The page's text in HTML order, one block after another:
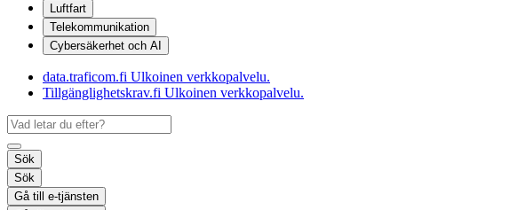
Luftfart
Telekommunikation
Cybersäkerhet och AI
data.traficom.fi Ulkoinen verkkopalvelu.
Tillgänglighetskrav.fi Ulkoinen verkkopalvelu.
Sök
Sök
Gå till e-tjänsten